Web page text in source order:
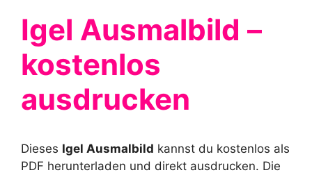
Igel Ausmalbild –
kostenlos
ausdrucken
Dieses Igel Ausmalbild kannst du kostenlos als
PDF herunterladen und direkt ausdrucken. Die